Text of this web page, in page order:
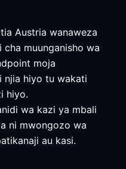
Austria wanaweza
muunganisho wa
moja
njia hiyo tu wakati
hiyo.
wa kazi ya mbali
ni mwongozo wa
au kasi.